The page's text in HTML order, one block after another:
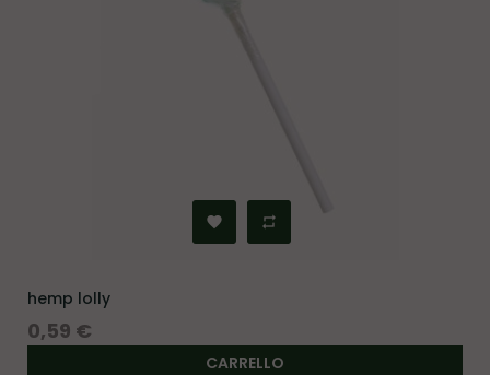
hemp lolly
Prezzo
0,59 €
CARRELLO